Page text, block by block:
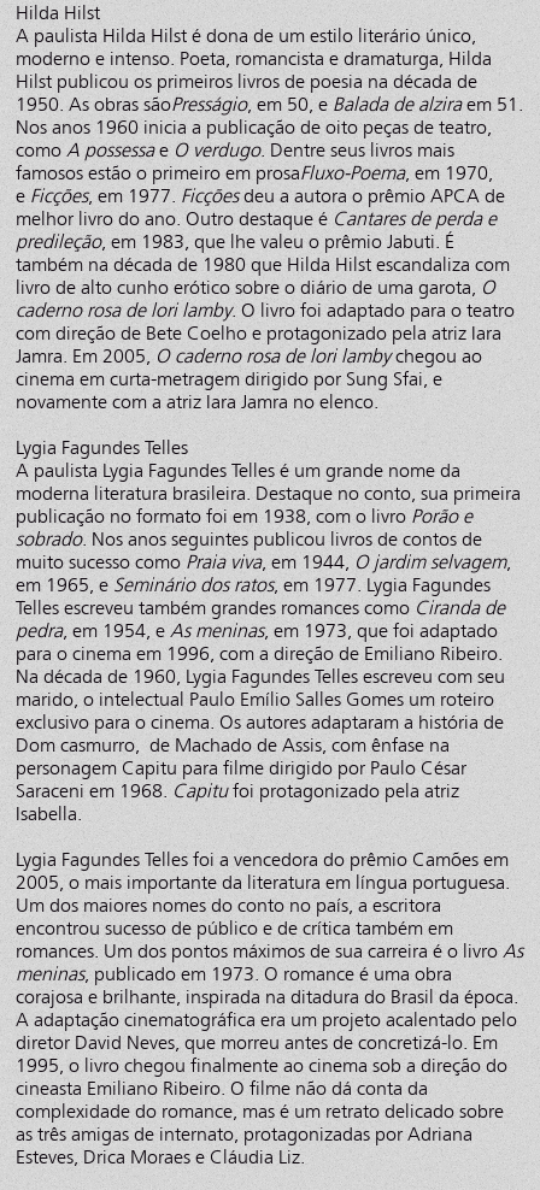
Hilda Hilst
A paulista Hilda Hilst é dona de um estilo literário único,
moderno e intenso. Poeta, romancista e dramaturga, Hilda
Hilst publicou os primeiros livros de poesia na década de
1950. As obras sãoPresságio, em 50, e Balada de alziraem 51.
Nos anos 1960 inicia a publicação de oito peças de teatro,
comoA possessae O verdugo. Dentre seus livros mais
famosos estão o primeiro em prosaFluxo-Poema, em 1970,
e Ficções, em 1977. Ficçõesdeu a autora o prêmio APCA de
melhor livro do ano. Outro destaque é Cantares de perda e
predileção, em 1983, que lhe valeu o prêmio Jabuti. É
também na década de 1980 que Hilda Hilst escandaliza com
livro de alto cunho erótico sobre o diário de uma garota, O
caderno rosa de lori lamby. O livro foi adaptado para o teatro
com direção de Bete Coelho e protagonizado pela atriz Iara
Jamra. Em 2005, O caderno rosa de lori lambychegou ao
cinema em curta-metragem dirigido por Sung Sfai, e
novamente com a atriz Iara Jamra no elenco.
Lygia Fagundes Telles
A paulista Lygia Fagundes Telles é um grande nome da
moderna literatura brasileira. Destaque no conto, sua primeira
publicação no formato foi em 1938, com o livro Porão e
sobrado. Nos anos seguintes publicou livros de contos de
muito sucesso como Praia viva, em 1944, O jardim selvagem,
em 1965, e Seminário dos ratos, em 1977. Lygia Fagundes
Telles escreveu também grandes romances como Ciranda de
pedra, em 1954, eAs meninas, em 1973, que foi adaptado
para o cinema em 1996, com a direção de Emiliano Ribeiro.
Na década de 1960, Lygia Fagundes Telles escreveu com seu
marido, o intelectual Paulo Emílio Salles Gomes um roteiro
exclusivo para o cinema. Os autores adaptaram a história de
Dom casmurro, de Machado de Assis, com ênfase na
personagem Capitu para filme dirigido por Paulo César
Saraceni em 1968. Capitufoi protagonizado pela atriz
Isabella.
Lygia Fagundes Telles foi a vencedora do prêmio Camões em
2005, o mais importante da literatura em língua portuguesa.
Um dos maiores nomes do conto no país, a escritora
encontrou sucesso de público e de crítica também em
romances. Um dos pontos máximos de sua carreira é o livroAs
meninas, publicado em 1973. O romance é uma obra
corajosa e brilhante, inspirada na ditadura do Brasil da época.
A adaptação cinematográfica era um projeto acalentado pelo
diretor David Neves, que morreu antes de concretizá-lo. Em
1995, o livro chegou finalmente ao cinema sob a direção do
cineasta Emiliano Ribeiro. O filme não dá conta da
complexidade do romance, mas é um retrato delicado sobre
as três amigas de internato, protagonizadas por Adriana
Esteves, Drica Moraes e Cláudia Liz.